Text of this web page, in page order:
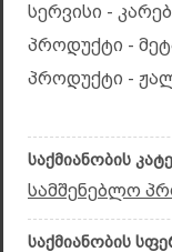
სერვისი -
პროდუქტი -
პროდუქტი -
საქმიანობის
სამშენებლო
საქმიანობის